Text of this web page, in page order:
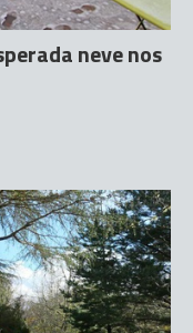
neve nos